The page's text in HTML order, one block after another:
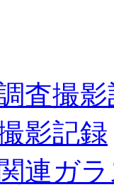
査撮
影記録
連ガ